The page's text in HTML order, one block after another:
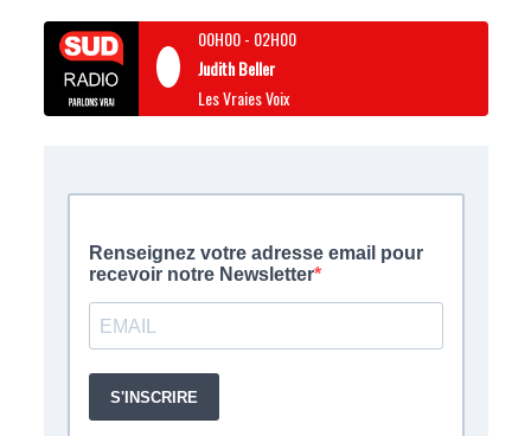
00H00- 02H00
Judith Beller
Les Vraies Voix